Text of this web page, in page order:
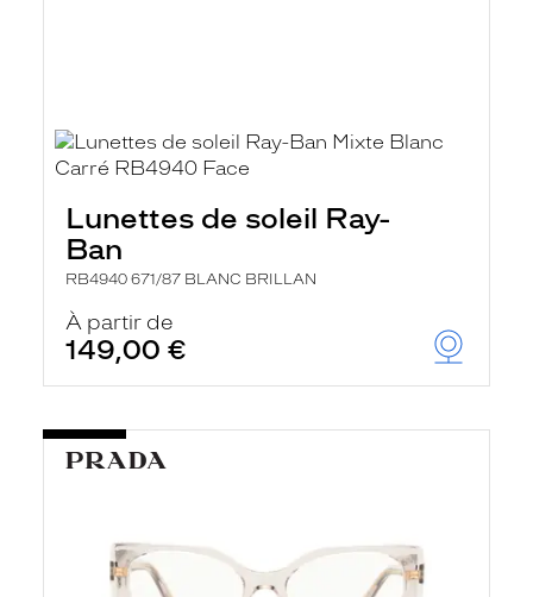
Lunettes de soleil Ray-
Ban
RB4940 671/87 BLANC BRILLAN
À partir de
149,00 €